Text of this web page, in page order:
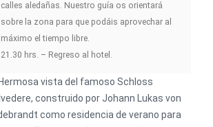
calles aledañas. Nuestro guía os orientará
sobre la zona para que podáis aprovechar al
máximo el tiempo libre.
21.30 hrs. – Regreso al hotel.